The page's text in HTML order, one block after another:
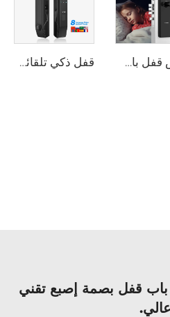
مقبض قفل باب بصمة الإصبع المنزلي Tuya T15 قفل ذكي تلقائي للباب باستخدام بصمة الوجه D7 Pro
باب قفل بصمة إصبع تقني
عالي.